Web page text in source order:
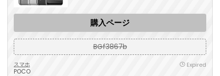
購入ページ
BGf3867b
スマホ
POCO
Expired